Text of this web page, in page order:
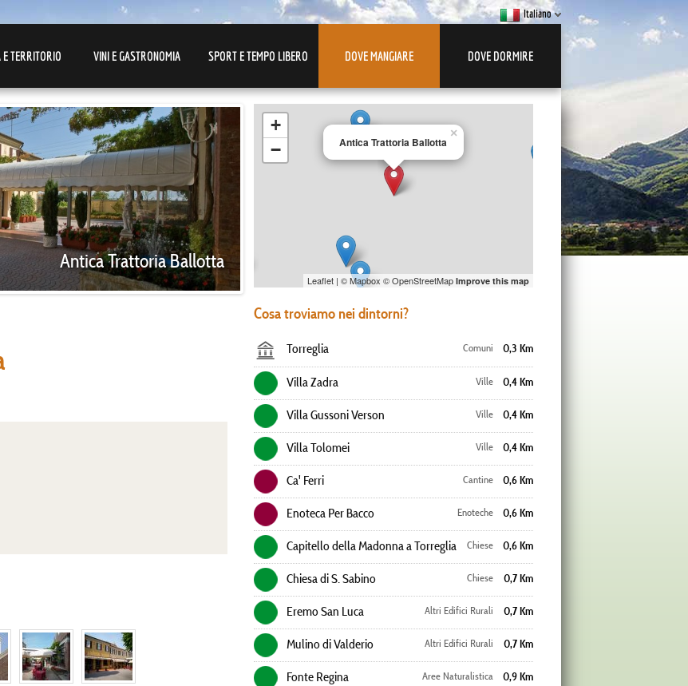
Italiano
TERRITORIO VINI E GASTRONOMIA SPORT E TEMPO LIBERO DOVE MANGIARE DOVE DORMIRE
Antica Trattoria Ballotta
Antica Trattoria Ballotta
×
+
−
Leaflet | ©Mapbox ©OpenStreetMap Improve this map
Cosa troviamo nei dintorni?
Torreglia 0,3 Km
Comuni
Villa Zadra 0,4 Km
Ville
Villa Gussoni Verson 0,4 Km
Ville
Villa Tolomei 0,4 Km
Ville
Ca' Ferri 0,6 Km
Cantine
Enoteca Per Bacco 0,6 Km
Enoteche
Capitello della Madonna a Torreglia 0,6 Km
Chiese
Chiesa di S. Sabino 0,7 Km
Chiese
Eremo San Luca 0,7 Km
Altri Edifici Rurali
Mulino di Valderio 0,7 Km
Altri Edifici Rurali
Fonte Regina 0,9 Km
Aree Naturalistica